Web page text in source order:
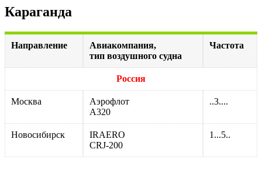
Караганда
Направление
Авиакомпания,
тип воздушного судна
Частота
Россия
Москва
Аэрофлот
А320
..3....
Новосибирск
IRAERO
CRJ-200
1...5..